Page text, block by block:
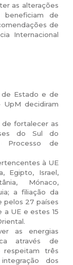
as alterações
beneficiam de
de
Internacional
de Estado e de
UpM decidiram
fortalecer as
do Sul do
Processo de
à UE
Egipto, Israel,
Mónaco,
a filiação da
pelos 27 países
a UE e estes 15
as energias
através de
respeitam três
dos